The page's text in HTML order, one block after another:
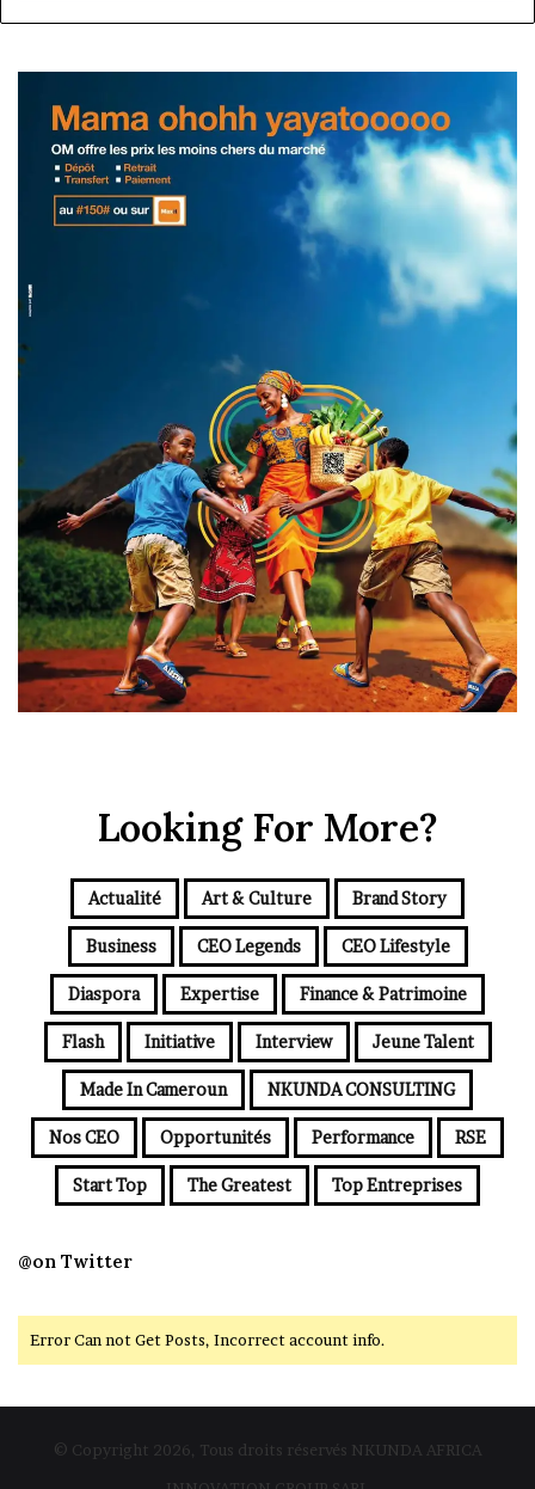
Looking For More?
Actualité Art & Culture Brand Story
Business CEO Legends CEO Lifestyle
Diaspora Expertise Finance & Patrimoine
Flash Initiative Interview Jeune Talent
Made In Cameroun NKUNDA CONSULTING
Nos CEO Opportunités Performance RSE
Start Top The Greatest Top Entreprises
@on Twitter
Error Can not Get Posts, Incorrect account info.
© Copyright 2026, Tous droits réservés NKUNDA AFRICA